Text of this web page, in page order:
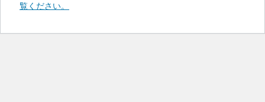
覧ください。